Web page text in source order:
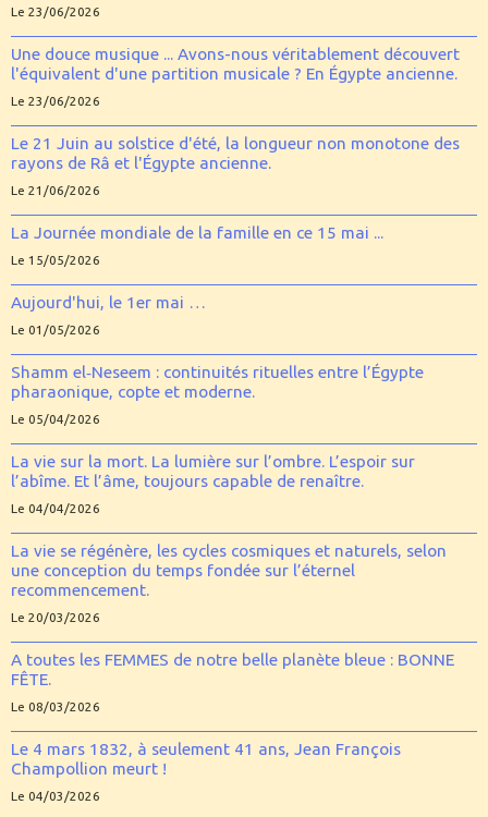
Le 23/06/2026
Une douce musique ... Avons-nous véritablement découvert
l'équivalent d'une partition musicale ? En Égypte ancienne.
Le 23/06/2026
Le 21 Juin au solstice d'été, la longueur non monotone des
rayons de Râ et l'Égypte ancienne.
Le 21/06/2026
La Journée mondiale de la famille en ce 15 mai ...
Le 15/05/2026
Aujourd'hui, le 1er mai …
Le 01/05/2026
Shamm el‑Neseem : continuités rituelles entre l’Égypte
pharaonique, copte et moderne.
Le 05/04/2026
La vie sur la mort. La lumière sur l’ombre. L’espoir sur
l’abîme. Et l’âme, toujours capable de renaître.
Le 04/04/2026
La vie se régénère, les cycles cosmiques et naturels, selon
une conception du temps fondée sur l’éternel
recommencement.
Le 20/03/2026
A toutes les FEMMES de notre belle planète bleue : BONNE
FÊTE.
Le 08/03/2026
Le 4 mars 1832, à seulement 41 ans, Jean François
Champollion meurt !
Le 04/03/2026